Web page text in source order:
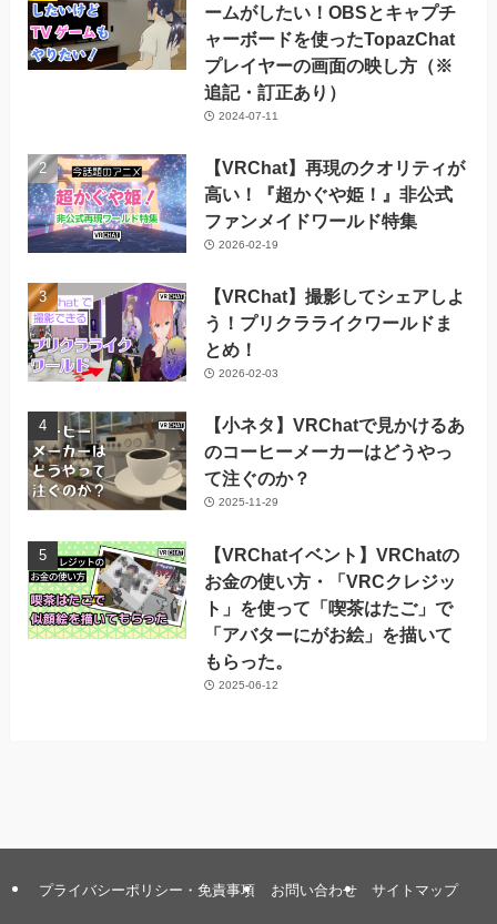
ームがしたい！OBSとキャプチ
ャーボードを使ったTopazChat
プレイヤーの画面の映し方（※
追記・訂正あり）
2024-07-11
【VRChat】再現のクオリティが
高い！『超かぐや姫！』非公式
ファンメイドワールド特集
2026-02-19
【VRChat】撮影してシェアしよ
う！プリクラライクワールドま
とめ！
2026-02-03
【小ネタ】VRChatで見かけるあ
のコーヒーメーカーはどうやっ
て注ぐのか？
2025-11-29
【VRChatイベント】VRChatの
お金の使い方・「VRCクレジッ
ト」を使って「喫茶はたご」で
「アバターにがお絵」を描いて
もらった。
2025-06-12
プライバシーポリシー・免責事項 お問い合わせ サイトマップ